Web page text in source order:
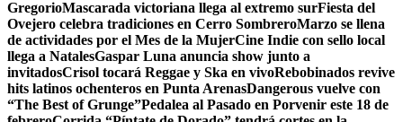
GregorioMascarada victoriana llega al extremo surFiesta del
Ovejero celebra tradiciones en Cerro SombreroMarzo se llena
de actividades por el Mes de la MujerCine Indie con sello local
llega a NatalesGaspar Luna anuncia show junto a
invitadosCrisol tocará Reggae y Ska en vivoRebobinados revive
hits latinos ochenteros en Punta ArenasDangerous vuelve con
“The Best of Grunge”Pedalea al Pasado en Porvenir este 18 de